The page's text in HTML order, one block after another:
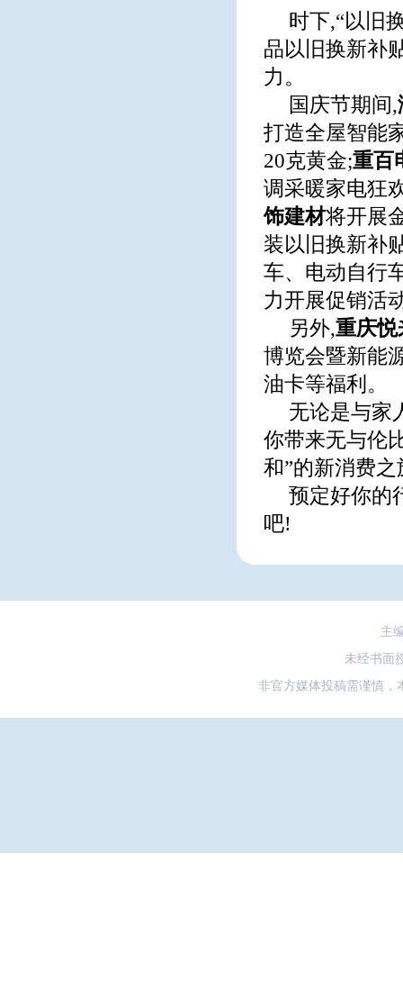
时下,“以旧
品以旧换新补
力。
国庆节期间,
打造全屋智能
20克黄金;重百
调采暖家电狂
饰建材将开展
装以旧换新补
车、电动自行
力开展促销活
另外,重庆
博览会暨新能
油卡等福利。
无论是与家
你带来无与伦
和”的新消费之
预定好你的
吧!
主
未经书面
非官方媒体投稿需谨慎，